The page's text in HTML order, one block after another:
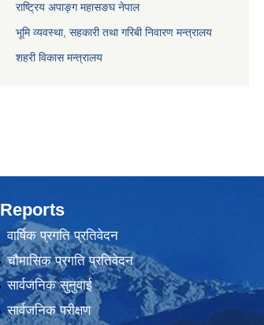
राष्ट्रिय अपाङ्ग महासङघ नेपाल
भूमि व्यवस्था, सहकारी तथा गरिबी निवारण मन्त्रालय
शहरी विकास मन्त्रालय
Reports
वार्षिक प्रगति प्रतिवेदन
चौमासिक प्रगति प्रतिवेदन
सार्वजनिक सुनुवाई
सार्वजनिक परीक्षण